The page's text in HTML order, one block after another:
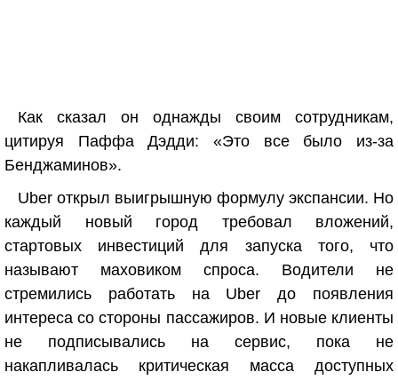
Как сказал он однажды своим сотрудникам,
цитируя Паффа Дэдди: «Это все было из-за
Бенджаминов».
Uber открыл выигрышную формулу экспансии. Но
каждый новый город требовал вложений,
стартовых инвестиций для запуска того, что
называют маховиком спроса. Водители не
стремились работать на Uber до появления
интереса со стороны пассажиров. И новые клиенты
не подписывались на сервис, пока не
накапливалась критическая масса доступных